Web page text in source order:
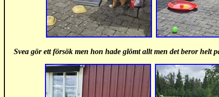
Svea gör ett försök men hon hade glömt allt men det beror helt